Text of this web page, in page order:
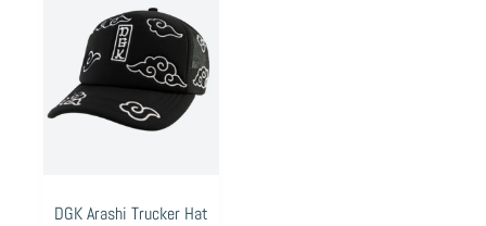
DGK Arashi Trucker Hat